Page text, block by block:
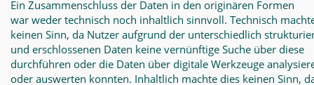
Ein Zusammenschluss der Daten in den originären Formen
war weder technisch noch inhaltlich sinnvoll. Technisch
keinen Sinn, da Nutzer aufgrund der unterschiedlich
und erschlossenen Daten keine vernünftige Suche über diese
durchführen oder die Daten über digitale Werkzeuge
oder auswerten konnten. Inhaltlich machte dies keinen Sinn,